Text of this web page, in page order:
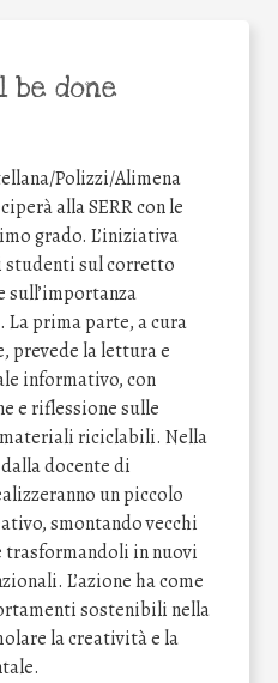
be done
Polizzi/Alimena
alla SERR con le
grado. L’iniziativa
studenti sul corretto
sull’importanza
La prima parte, a cura
prevede la lettura e
informativo, con
e riflessione sulle
riciclabili. Nella
docente di
un piccolo
smontando vecchi
in nuovi
L’azione ha come
sostenibili nella
la creatività e la